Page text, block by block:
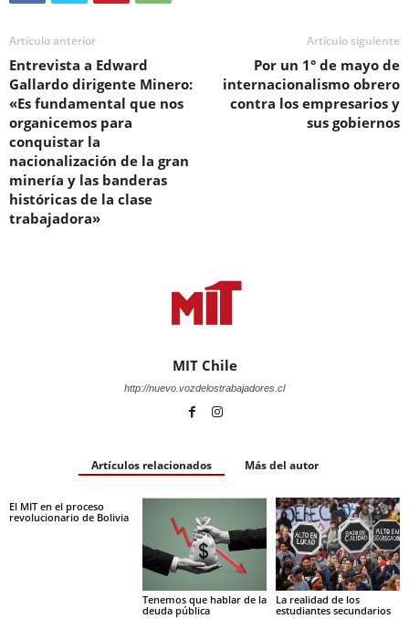
Artículo anterior
Entrevista a Edward
Gallardo dirigente Minero:
«Es fundamental que nos
organicemos para
conquistar la
nacionalización de la gran
minería y las banderas
históricas de la clase
trabajadora»
Artículo siguiente
Por un 1° de mayo de
internacionalismo obrero
contra los empresarios y
sus gobiernos
MIT Chile
http://nuevo.vozdelostrabajadores.cl
Artículos relacionados Más del autor
El MIT en el proceso
revolucionario de Bolivia
Tenemos que hablar de la
deuda pública
La realidad de los
estudiantes secundarios